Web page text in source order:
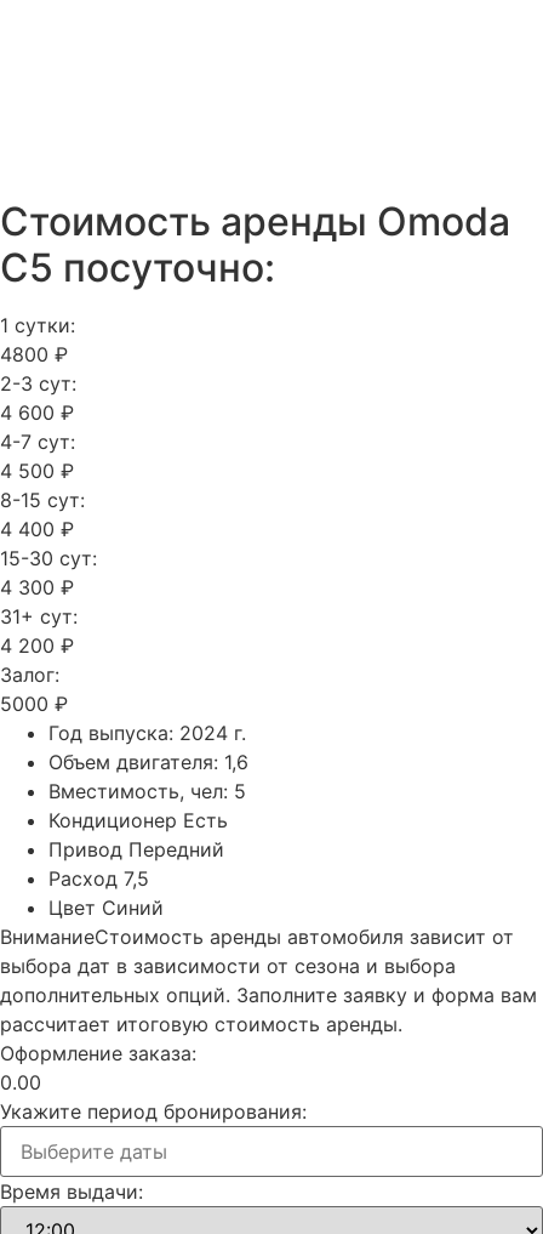
Стоимость аренды Omoda
C5 посуточно:
1 сутки:
4800 ₽
2-3 сут:
4 600 ₽
4-7 сут:
4 500 ₽
8-15 сут:
4 400 ₽
15-30 сут:
4 300 ₽
31+ сут:
4 200 ₽
Залог:
5000 ₽
Год выпуска: 2024 г.
Объем двигателя: 1,6
Вместимость, чел: 5
Кондиционер Есть
Привод Передний
Расход 7,5
Цвет Синий
ВниманиеСтоимость аренды автомобиля зависит от
выбора дат в зависимости от сезона и выбора
дополнительных опций. Заполните заявку и форма вам
рассчитает итоговую стоимость аренды.
Оформление заказа:
0.00
Укажите период бронирования:
Время выдачи: